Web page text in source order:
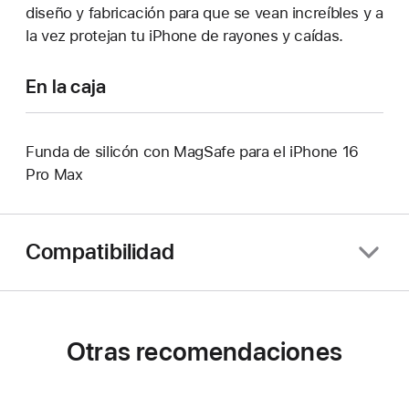
diseño y fabricación para que se vean increíbles y a
la vez protejan tu iPhone de rayones y caídas.
En la caja
Funda de silicón con MagSafe para el iPhone 16
Pro Max
Compatibilidad
Otras recomendaciones